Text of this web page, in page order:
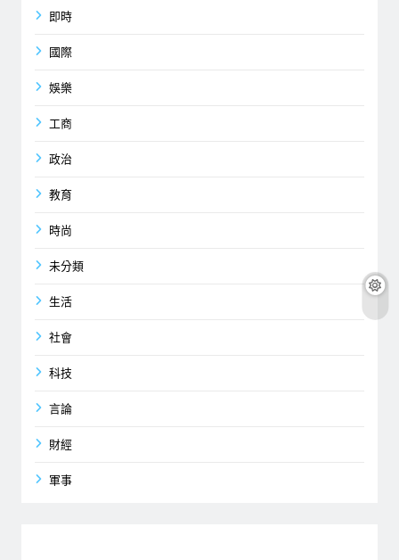
即時
國際
娛樂
工商
政治
教育
時尚
未分類
生活
社會
科技
言論
財經
軍事